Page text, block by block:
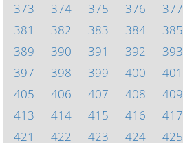
373
374 375 376 377
381
382 383 384 385
389
390 391 392 393
397
398 399 400 401
405
406 407 408 409
413
414 415 416 417
421
422 423 424 425